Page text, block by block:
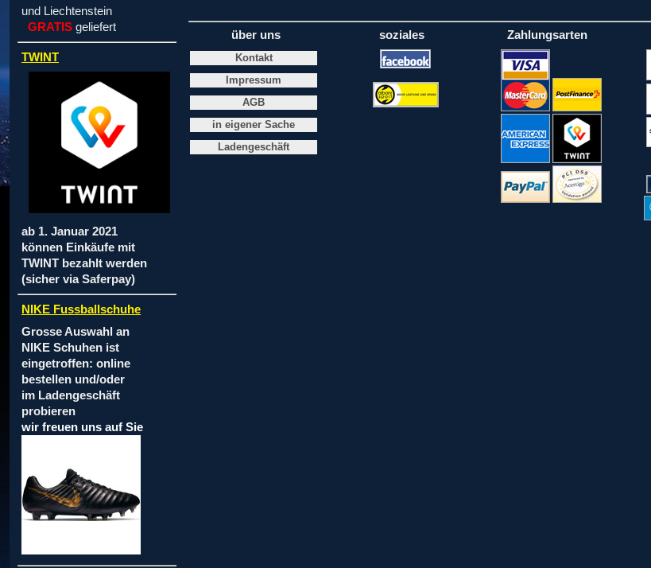
und Liechtenstein
GRATIS geliefert
TWINT
ab 1. Januar 2021
können Einkäufe mit
TWINT bezahlt werden
(sicher via Saferpay)
NIKE Fussballschuhe
Grosse Auswahl an
NIKE Schuhen ist
eingetroffen: online
bestellen und/oder
im Ladengeschäft
probieren
wir freuen uns auf Sie
über uns
Kontakt
Impressum
AGB
in eigener Sache
Ladengeschäft
soziales Zahlungsarten